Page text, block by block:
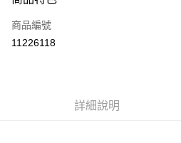
信用卡一次付款
超商取貨付款
商品編號
11226118
詳細說明